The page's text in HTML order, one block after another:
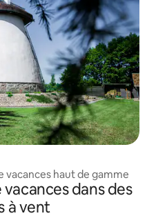
vacances haut de gamme
dans des
à vent